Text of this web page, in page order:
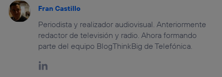
Fran Castillo
Periodista y realizador audiovisual. Anteriormente
redactor de televisión y radio. Ahora formando
parte del equipo BlogThinkBig de Telefónica.